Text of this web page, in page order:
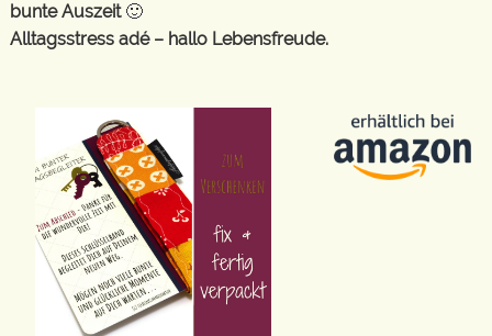
bunte Auszeit🙂
Alltagsstress adé – hallo Lebensfreude.